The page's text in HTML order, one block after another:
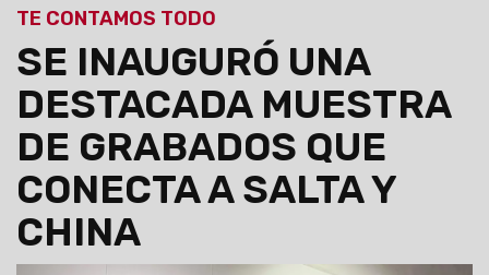
TE CONTAMOS TODO
SE INAUGURÓ UNA
DESTACADA MUESTRA
DE GRABADOS QUE
CONECTA A SALTA Y
CHINA